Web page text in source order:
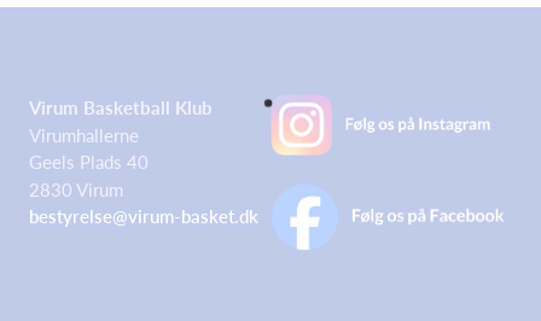
Virum Basketball Klub
Virumhallerne
Geels Plads 40
2830 Virum
bestyrelse@virum-basket.dk